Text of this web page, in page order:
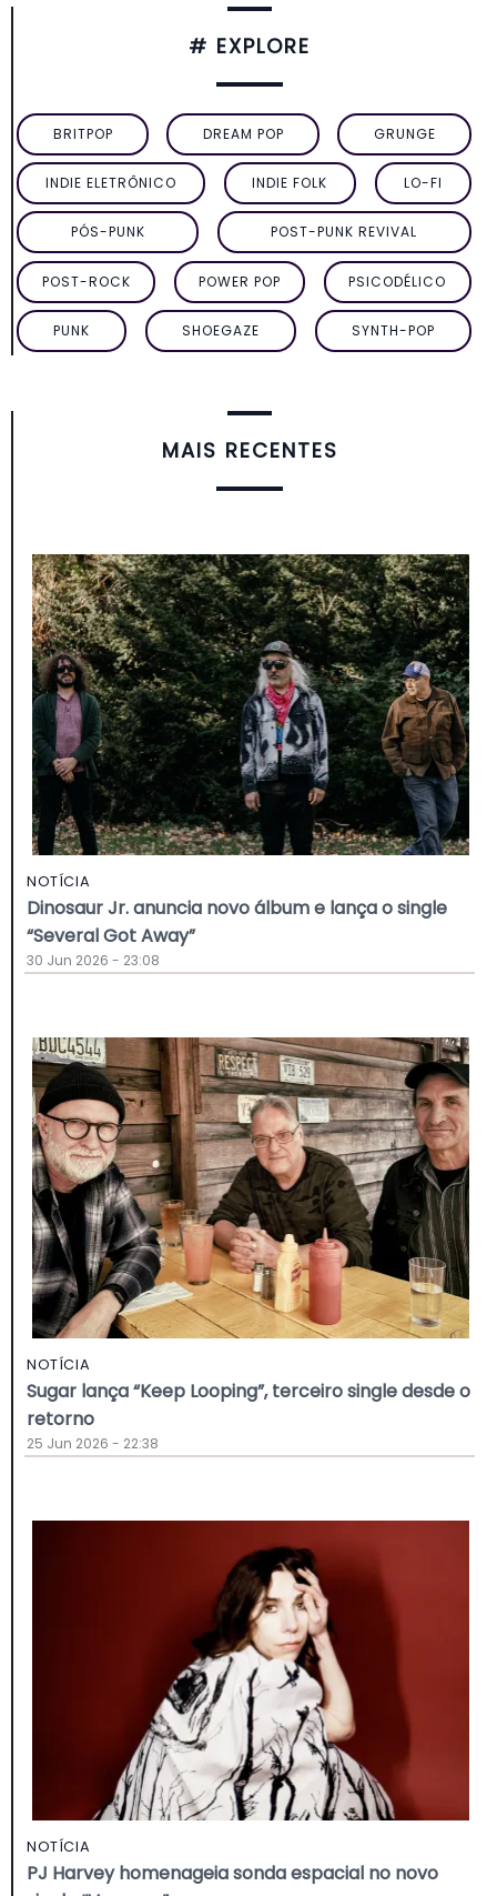
# EXPLORE
BRITPOP DREAM POP GRUNGE
INDIE ELETRÔNICO INDIE FOLK LO-FI
PÓS-PUNK POST-PUNK REVIVAL
POST-ROCK POWER POP PSICODÉLICO
PUNK SHOEGAZE SYNTH-POP
MAIS RECENTES
NOTÍCIA
Dinosaur Jr. anuncia novo álbum e lança o single
“Several Got Away”
30 Jun 2026 - 23:08
NOTÍCIA
Sugar lança “Keep Looping”, terceiro single desde o
retorno
25 Jun 2026 - 22:38
NOTÍCIA
PJ Harvey homenageia sonda espacial no novo